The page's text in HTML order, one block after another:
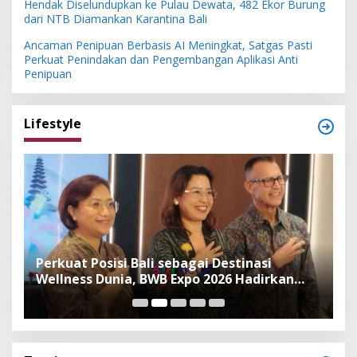
Hendak Diselundupkan ke Pulau Dewata, 482 Ekor Burung
dari NTB Diamankan Karantina Bali
Ancaman Penipuan Berbasis AI Meningkat, Satgas Pasti
Perkuat Penindakan dan Pengembangan Aplikasi Anti
Penipuan
Lifestyle
Perkuat Posisi Bali sebagai Destinasi
Wellness Dunia, BWB Expo 2026 Hadirkan
Exhibitor Nasional dan Global